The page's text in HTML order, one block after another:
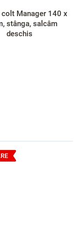
colt Manager 140 x
stânga, salcâm
deschis